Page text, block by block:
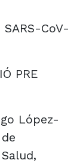
CoV-
PRE
López-